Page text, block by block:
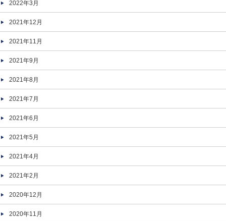
2022年3月
2021年12月
2021年11月
2021年9月
2021年8月
2021年7月
2021年6月
2021年5月
2021年4月
2021年2月
2020年12月
2020年11月